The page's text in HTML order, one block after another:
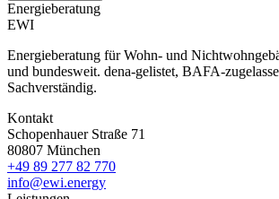
Energieberatung
EWI
Energieberatung für Wohn- und
und bundesweit. dena-gelistet, BAFA-
Sachverständig.
Kontakt
Schopenhauer Straße 71
80807 München
+49 89 277 82 770
info@ewi.energy